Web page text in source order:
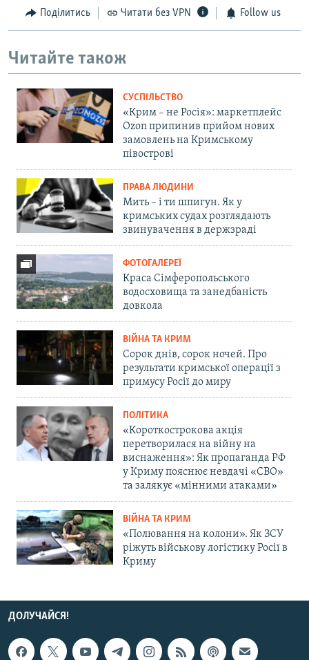
Поділитись Читати без VPN Follow us
Читайте також
СУСПІЛЬСТВО
«Крим – не Росія»: маркетплейс
Ozon припинив прийом нових
замовлень на Кримському
півострові
ПРАВА ЛЮДИНИ
Мить – і ти шпигун. Як у
кримських судах розглядають
звинувачення в держзраді
ФОТОГАЛЕРЕЇ
Краса Сімферопольського
водосховища та занедбаність
довкола
ВІЙНА ТА КРИМ
Сорок днів, сорок ночей. Про
результати кримської операції з
примусу Росії до миру
ПОЛІТИКА
«Короткострокова акція
перетворилася на війну на
виснаження»: Як пропаганда РФ
у Криму пояснює невдачі «СВО»
та залякує «мінними атаками»
ВІЙНА ТА КРИМ
«Полювання на колони». Як ЗСУ
ріжуть військову логістику Росії в
Криму
ДОЛУЧАЙСЯ!